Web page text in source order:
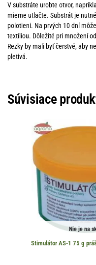
V substráte urobte otvor,
mierne utlačte. Substrát je
polotieni. Na prvých 10 dní
textíliou. Dôležité pri množení
Rezky by mali byť čerstvé, aby
pletivá.
Súvisiace
Nie je na
Stimulátor AS-1 75 g